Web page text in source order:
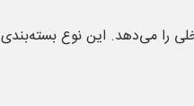
را می‌دهد. این نوع بسته‌بندی